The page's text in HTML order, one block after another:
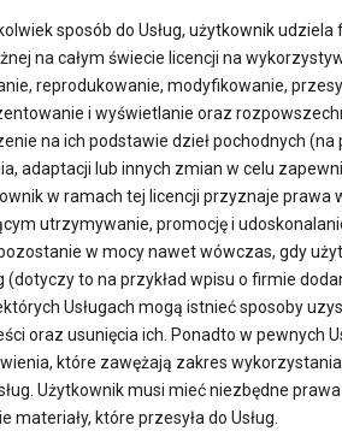
sposób do Usług, użytkownik udziela
na całym świecie licencji na
reprodukowanie, modyfikowanie,
i wyświetlanie oraz
na ich podstawie dzieł pochodnych (na
adaptacji lub innych zmian w celu
w ramach tej licencji przyznaje prawa
utrzymywanie, promocję i
w mocy nawet wówczas, gdy
(dotyczy to na przykład wpisu o firmie
Usługach mogą istnieć sposoby
oraz usunięcia ich. Ponadto w pewnych
które zawężają zakres
Użytkownik musi mieć niezbędne
materiały, które przesyła do Usług.